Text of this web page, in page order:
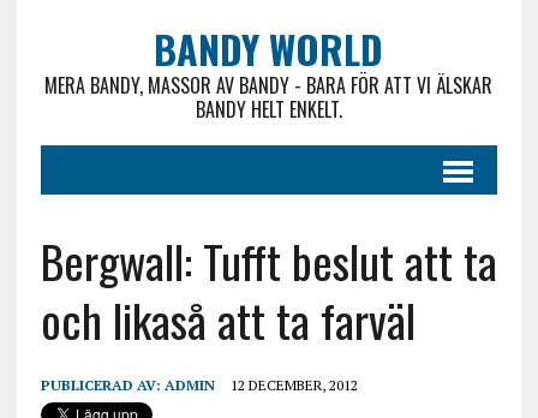
BANDY WORLD
MERA BANDY, MASSOR AV BANDY - BARA FÖR ATT VI ÄLSKAR
BANDY HELT ENKELT.
Bergwall: Tufft beslut att ta
och likaså att ta farväl
PUBLICERAD AV: ADMIN 12 DECEMBER, 2012